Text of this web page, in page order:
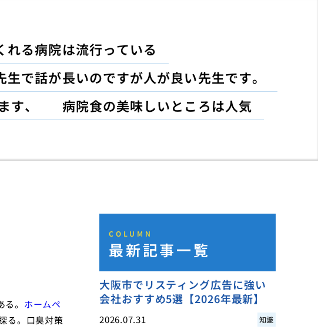
れる病院は流行っている
で話が長いのですが人が良い先生です。
、
病院食の美味しいところは人気
。 ホームペ
る。口臭対策
COLUMN
最新記事一覧
大阪市でリスティング広告に強い
会社おすすめ5選【2026年最新】
2026.07.31 知識